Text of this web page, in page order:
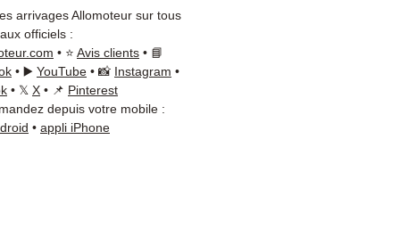
u advies nodig?Neem
met ons op via
beschikbaar) —
tot vrijdag, 9u-18u.
arrivages Allomoteur sur tous
officiels :
• ⭐ Avis clients • 📘
• ▶️ YouTube • 📸 Instagram •
• 𝕏 X • 📌 Pinterest
depuis votre mobile :
• appli iPhone